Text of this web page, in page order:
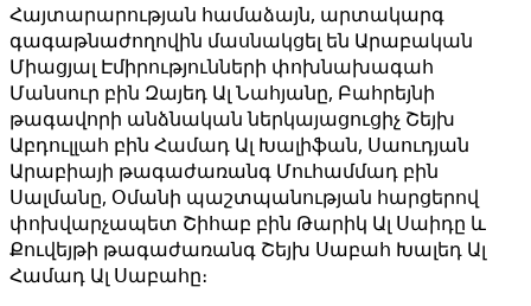
Հայտարարության համաձայն, արտակարգ
գագաթնաժողովին մասնակցել են Արաբական
Միացյալ Էմիրությունների փոխնախագահ
Մանսուր բին Զայեդ Ալ Նահյանը, Բահրեյնի
թագավորի անձնական ներկայացուցիչ Շեյխ
Աբդուլլահ բին Համադ Ալ Խալիֆան, Սաուդյան
Արաբիայի թագաժառանգ Մուհամմադ բին
Սալմանը, Օմանի պաշտպանության հարցերով
փոխվարչապետ Շիհաբ բին Թարիկ Ալ Սաիդը և
Քուվեյթի թագաժառանգ Շեյխ Սաբահ Խալեդ Ալ
Համադ Ալ Սաբահը։